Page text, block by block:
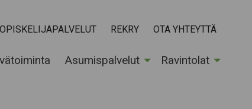
OPISKELIJAPALVELUT REKRY OTA YHTEYTTÄ
Asumispalvelut Ravintolat